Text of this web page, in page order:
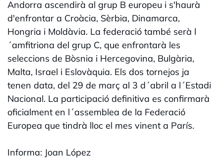
Andorra ascendirà al grup B europeu i s'haurà
d'enfrontar a Croàcia, Sèrbia, Dinamarca,
Hongria i Moldàvia. La federació també serà l
´amfitriona del grup C, que enfrontarà les
seleccions de Bòsnia i Hercegovina, Bulgària,
Malta, Israel i Eslovàquia. Els dos tornejos ja
tenen data, del 29 de març al 3 d´abril a l´Estadi
Nacional. La participació definitiva es confirmarà
oficialment en l´assemblea de la Federació
Europea que tindrà lloc el mes vinent a París.
Informa: Joan López